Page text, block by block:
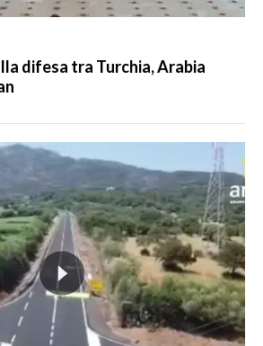
difesa tra Turchia, Arabia